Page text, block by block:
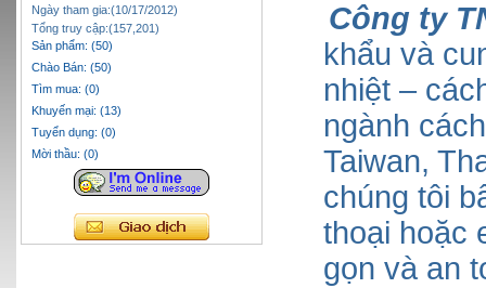
Ngày tham gia:(10/17/2012)
Tổng truy cập:(157,201)
Sản phẩm: (50)
Chào Bán: (50)
Tìm mua: (0)
Khuyến mại: (13)
Tuyển dụng: (0)
Mời thầu: (0)
Công ty
khẩu và
nhiệt –
ngành
Taiwan,
chúng tôi
thoại hoặc
gọn và an